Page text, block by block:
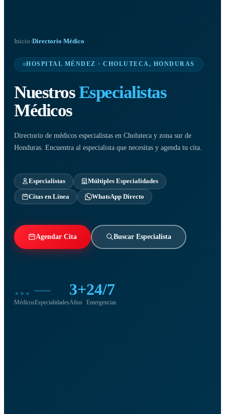
Inicio›Directorio Médico
HOSPITAL MÉNDEZ · CHOLUTECA, HONDURAS
Nuestros Especialistas
Médicos
Directorio de médicos especialistas en Choluteca y zona sur de
Honduras. Encuentra al especialista que necesitas y agenda tu cita.
Especialistas Múltiples Especialidades
Citas en Línea WhatsApp Directo
Agendar Cita Buscar Especialista
…
Médicos
—
Especialidades
3+
Años
24/7
Emergencias